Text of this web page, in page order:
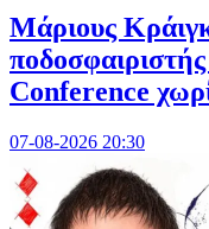
Μάριους
Conference
07-08-2026 20:30